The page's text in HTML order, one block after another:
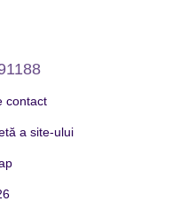
contact
a site-ului